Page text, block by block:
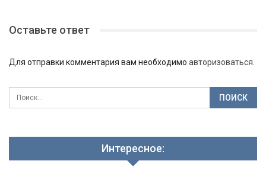
Оставьте ответ
Для отправки комментария вам необходимо авторизоваться.
Интересное: